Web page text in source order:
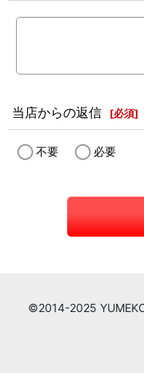
当店からの返信 [必須]
不要 必要
©2014-2025